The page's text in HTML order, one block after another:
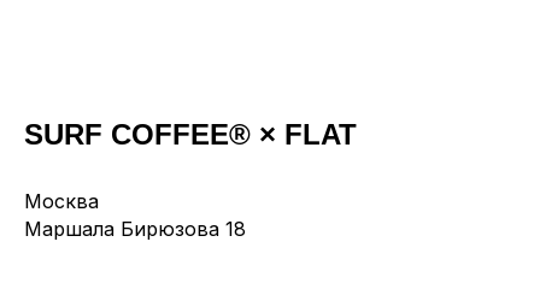
SURF COFFEE® × FLAT
Москва
Маршала Бирюзова 18